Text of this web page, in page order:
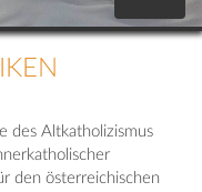
des Altkatholizismus
den österreichischen